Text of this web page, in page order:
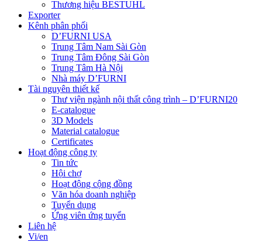
Thương hiệu BESTUHL
Exporter
Kênh phân phối
D’FURNI USA
Trung Tâm Nam Sài Gòn
Trung Tâm Đông Sài Gòn
Trung Tâm Hà Nội
Nhà máy D’FURNI
Tài nguyên thiết kế
Thư viện ngành nội thất công trình – D’FURNI20
E-catalogue
3D Models
Material catalogue
Certificates
Hoạt động công ty
Tin tức
Hội chợ
Hoạt động cộng đồng
Văn hóa doanh nghiệp
Tuyển dụng
Ứng viên ứng tuyển
Liên hệ
Vi/en